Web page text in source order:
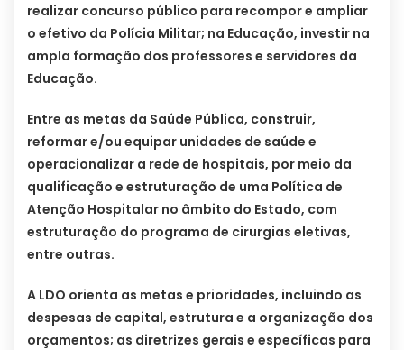
realizar concurso público para recompor e ampliar
o efetivo da Polícia Militar; na Educação, investir na
ampla formação dos professores e servidores da
Educação.
Entre as metas da Saúde Pública, construir,
reformar e/ou equipar unidades de saúde e
operacionalizar a rede de hospitais, por meio da
qualificação e estruturação de uma Política de
Atenção Hospitalar no âmbito do Estado, com
estruturação do programa de cirurgias eletivas,
entre outras.
A LDO orienta as metas e prioridades, incluindo as
despesas de capital, estrutura e a organização dos
orçamentos; as diretrizes gerais e específicas para